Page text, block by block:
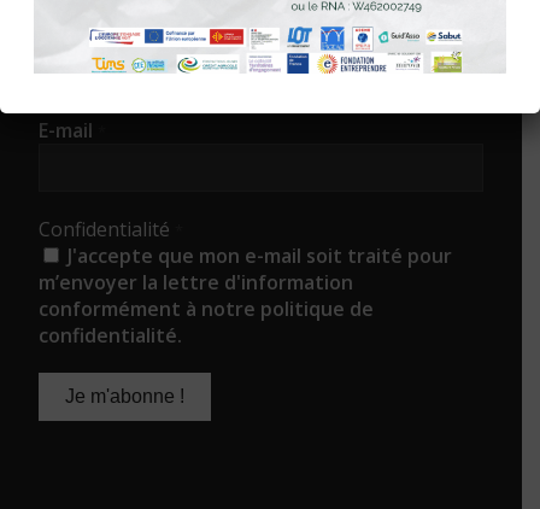
ABONNEZ-VOUS À LA NEWS DES
E-mail
Confidentialité
J'accepte que mon e-mail soit traité pour
m’envoyer la lettre d'information
conformément à notre politique de
confidentialité.